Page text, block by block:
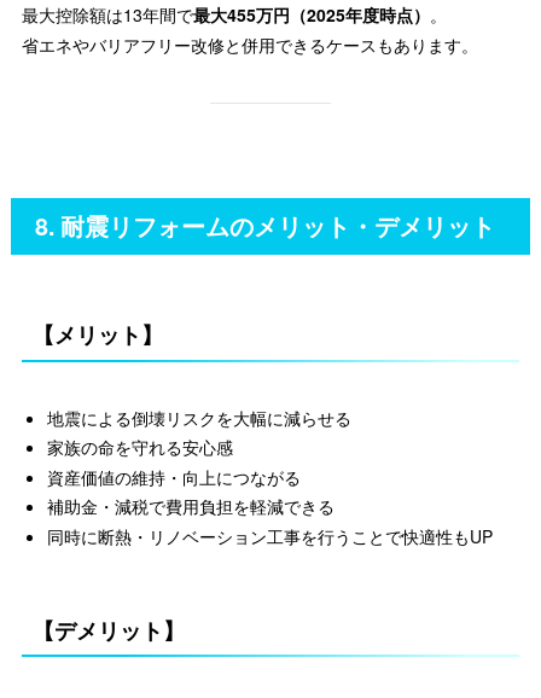
最大控除額は13年間で最大455万円（2025年度時点） 。
省エネやバリアフリー改修と併用できるケースもあります。
8. 耐震リフォームのメリット・デメリット
【メリット】
地震による倒壊リスクを大幅に減らせる
家族の命を守れる安心感
資産価値の維持・向上につながる
補助金・減税で費用負担を軽減できる
同時に断熱・リノベーション工事を行うことで快適性もUP
【デメリット】